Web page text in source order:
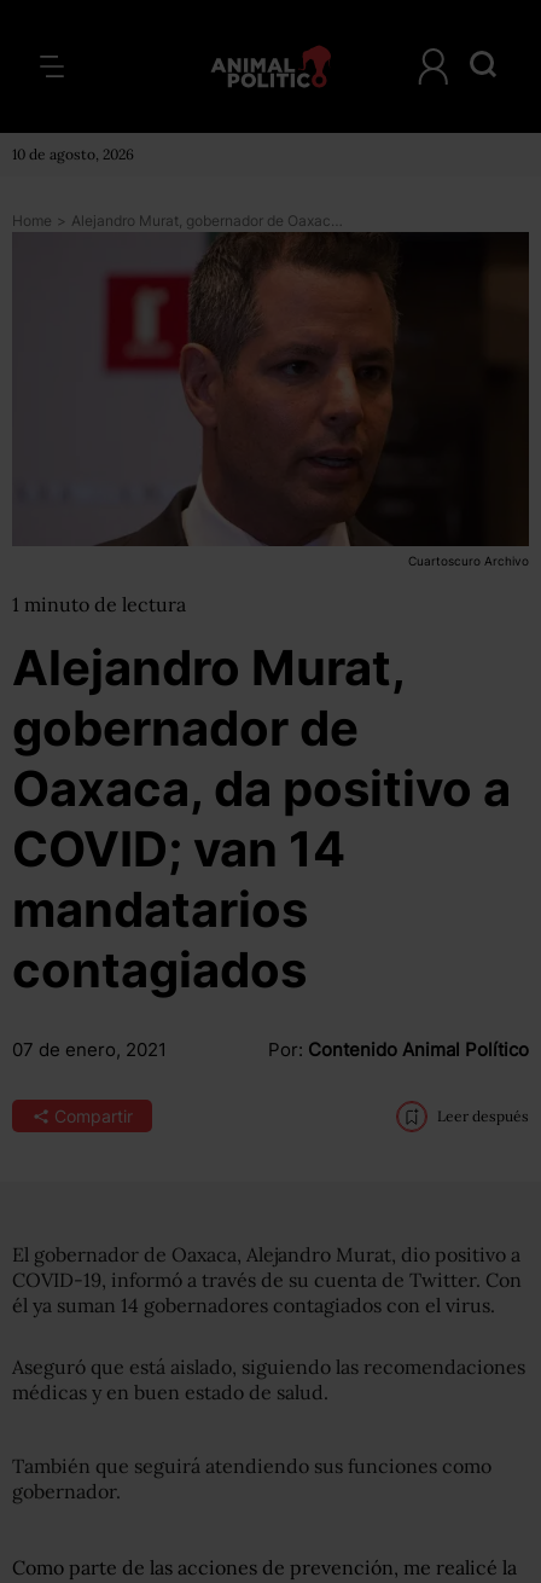
10 de agosto, 2026
Home > Alejandro Murat, gobernador de Oaxaca, da positivo a COVID; van 14 mandatarios contagiados
Cuartoscuro Archivo
1 minuto de lectura
Alejandro Murat,
gobernador de
Oaxaca, da positivo a
COVID; van 14
mandatarios
contagiados
07 de enero, 2021 Por: Contenido Animal Político
Compartir Leer después
El gobernador de Oaxaca, Alejandro Murat, dio positivo a
COVID-19, informó a través de su cuenta de Twitter. Con
él ya suman 14 gobernadores contagiados con el virus.
Aseguró que está aislado, siguiendo las recomendaciones
médicas y en buen estado de salud.
También que seguirá atendiendo sus funciones como
gobernador.
Como parte de las acciones de prevención, me realicé la